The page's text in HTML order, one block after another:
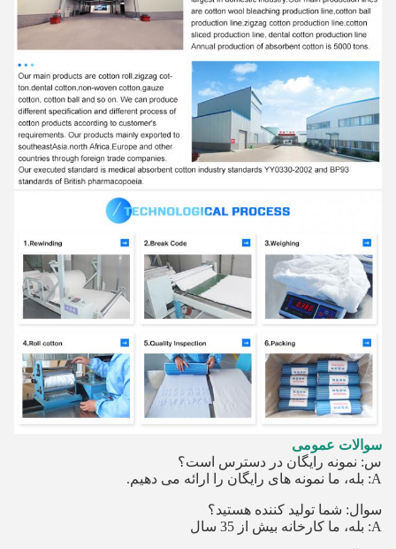
سوالات عمومی
س: نمونه رایگان در دسترس است؟
A: بله، ما نمونه های رایگان را ارائه می دهیم.
سوال: شما تولید کننده هستید؟
A: بله، ما کارخانه بیش از 35 سال